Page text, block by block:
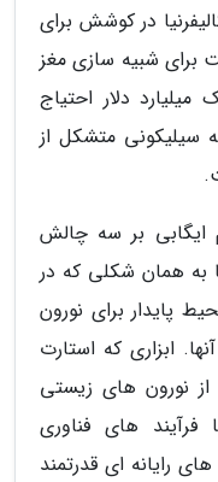
در کوشش برای
برای شبیه سازی مغز
دلار احتیاج
سیلیکونی متشکل از
ایگابی بر سه چالش
به همان شکلی که در
پایدار برای نورون
ابزاری که استارت
از نورون های زیستی
های فناوری
رایانه ای قدرتمند